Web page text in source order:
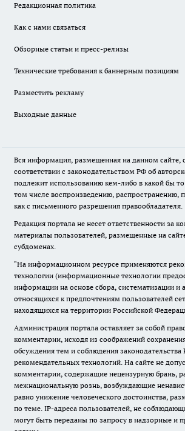
Редакционная политика
Как с нами связаться
Обзорные статьи и пресс-релизы
Технические требования к баннерным позициям
Разместить рекламу
Выходные данные
Вся информация, размещенная на данном сайте,
соответствии с законодательством РФ об
подлежит использованию кем-либо в какой бы
том числе воспроизведению, распространению,
как с письменного разрешения правообладателя.
Редакция портала не несет ответственности за
материалы пользователей, размещенные на
субдоменах.
"На информационном ресурсе применяются
технологии (информационные технологии
информации на основе сбора, систематизации и
относящихся к предпочтениям пользователей
находящихся на территории Российской
Администрация портала оставляет за собой
комментарии, исходя из соображений
обсуждения тем и соблюдения законодательства
рекомендательных технологий. На сайте не
комментарии, содержащие нецензурную брань,
межнациональную рознь, возбуждающие
равно унижение человеческого достоинства,
по теме. IP-адреса пользователей, не
могут быть переданы по запросу в надзорные и